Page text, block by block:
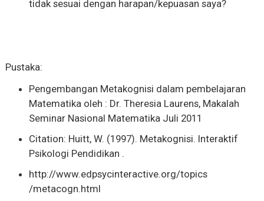
tidak sesuai dengan harapan/kepuasan saya?
Pustaka:
Pengembangan Metakognisi dalam pembelajaran
Matematika oleh : Dr. Theresia Laurens, Makalah
Seminar Nasional Matematika Juli 2011
Citation: Huitt, W. (1997). Metakognisi. Interaktif
Psikologi Pendidikan .
http://www.edpsycinteractive.org/topics
/metacogn.html